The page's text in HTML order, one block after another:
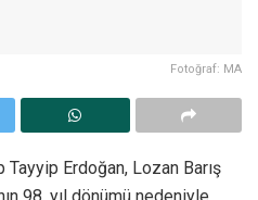
Fotoğraf: MA
Tayyip Erdoğan, Lozan Barış